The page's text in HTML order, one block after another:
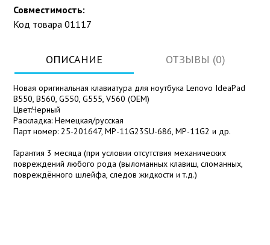
Совместимость:
Код товара 01117
ОПИСАНИЕ ОТЗЫВЫ (0)
Новая оригинальная клавиатура для ноутбука Lenovo IdeaPad
B550, B560, G550, G555, V560 (OEM)
Цвет:Черный
Раскладка: Немецкая/русская
Парт номер: 25-201647, MP-11G23SU-686, MP-11G2 и др.
Гарантия 3 месяца (при условии отсутствия механических
повреждений любого рода (выломанных клавиш, сломанных,
повреждённого шлейфа, следов жидкости и т.д.)